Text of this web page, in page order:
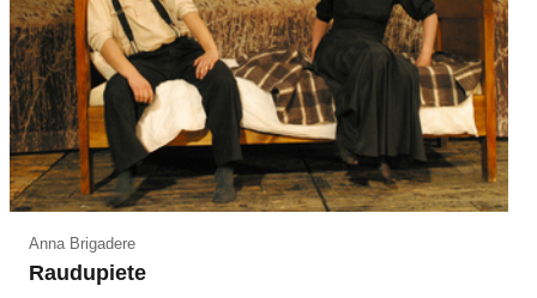
Anna Brigadere
Raudupiete